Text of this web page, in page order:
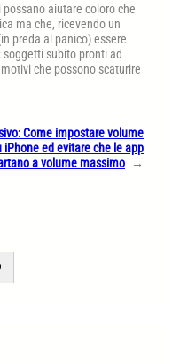
aiutare coloro che
ma che, ricevendo un
preda al panico) essere
; soggetti subito pronti ad
che possono scaturire
Come impostare volume
ed evitare che le app
a volume massimo →